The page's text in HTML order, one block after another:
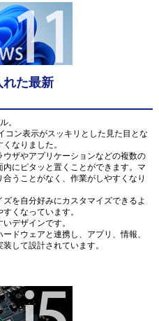
れた最新
。
コン表示がスッキリとした見た目とな
なりました。
ザやアプリケーションなどの複数の
にピタッと置くことができます。マ
うことがなく、作業がしやすくなり
を自分好みにカスタマイズできるよ
くなっています。
デザインです。
ドウェアと連携し、アプリ、情報、
して設計されています。